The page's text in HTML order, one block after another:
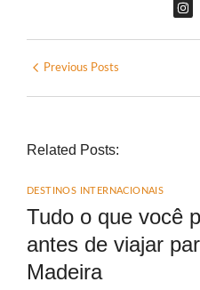
Previous Posts
Related Posts:
DESTINOS INTERNACIONAIS
Tudo o que você
antes de viajar
Madeira